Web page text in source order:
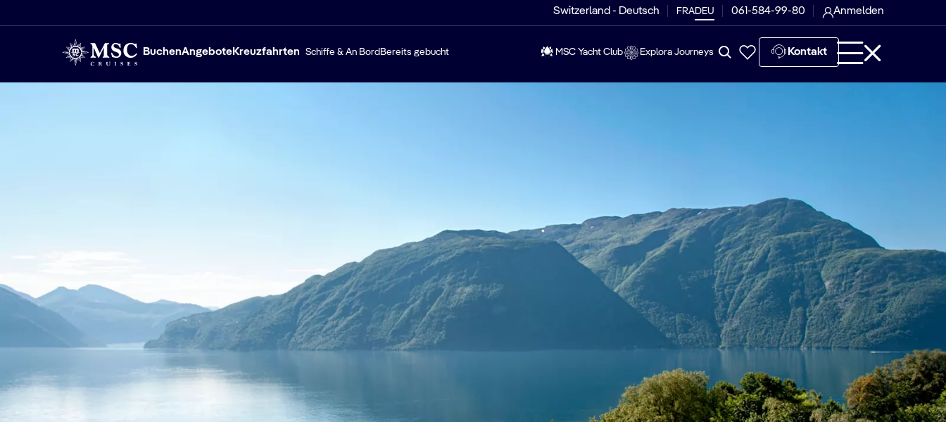
Switzerland - Deutsch FRADEU 061-584-99-80 Anmelden
BuchenAngeboteKreuzfahrten Schiffe & An Bord Bereits gebucht MSC Yacht Club Explora Journeys Kontakt